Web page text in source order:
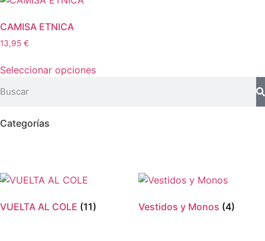
CAMISA ETNICA
13,95 €
Seleccionar opciones
Categorías
VUELTA AL COLE (11) Vestidos y Monos (4)